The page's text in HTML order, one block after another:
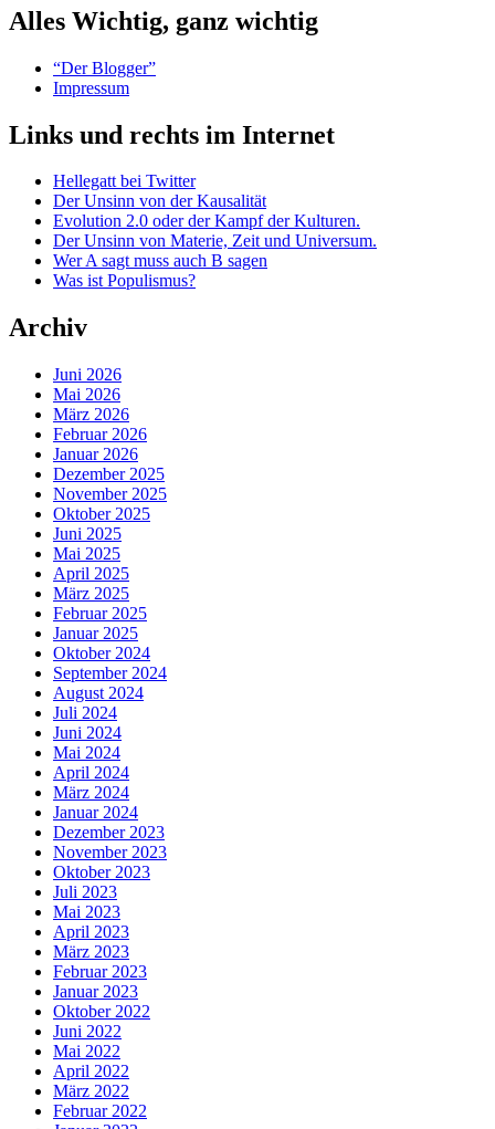
Alles Wichtig, ganz wichtig
“Der Blogger”
Impressum
Links und rechts im Internet
Hellegatt bei Twitter
Der Unsinn von der Kausalität
Evolution 2.0 oder der Kampf der Kulturen.
Der Unsinn von Materie, Zeit und Universum.
Wer A sagt muss auch B sagen
Was ist Populismus?
Archiv
Juni 2026
Mai 2026
März 2026
Februar 2026
Januar 2026
Dezember 2025
November 2025
Oktober 2025
Juni 2025
Mai 2025
April 2025
März 2025
Februar 2025
Januar 2025
Oktober 2024
September 2024
August 2024
Juli 2024
Juni 2024
Mai 2024
April 2024
März 2024
Januar 2024
Dezember 2023
November 2023
Oktober 2023
Juli 2023
Mai 2023
April 2023
März 2023
Februar 2023
Januar 2023
Oktober 2022
Juni 2022
Mai 2022
April 2022
März 2022
Februar 2022